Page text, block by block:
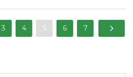
3 4 5 6 7